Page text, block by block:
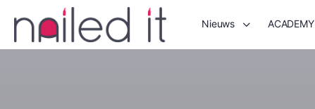
Nieuws ACADEMY